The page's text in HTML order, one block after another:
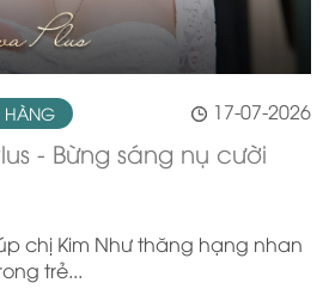
17-07-2026
HÀNG
- Bừng sáng nụ cười
chị Kim Như thăng hạng nhan
trẻ...